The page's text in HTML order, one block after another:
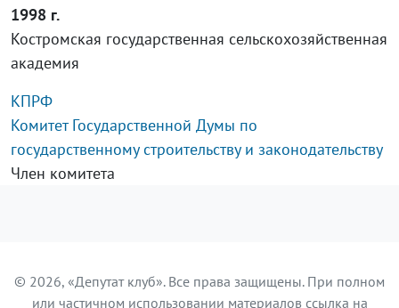
1998 г.
Костромская государственная сельскохозяйственная
академия
КПРФ
Комитет Государственной Думы по
государственному строительству и законодательству
Член комитета
© 2026, «Депутат клуб». Все права защищены. При полном
или частичном использовании материалов ссылка на